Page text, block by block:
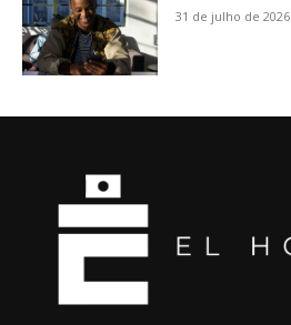
31 de julho de 2026